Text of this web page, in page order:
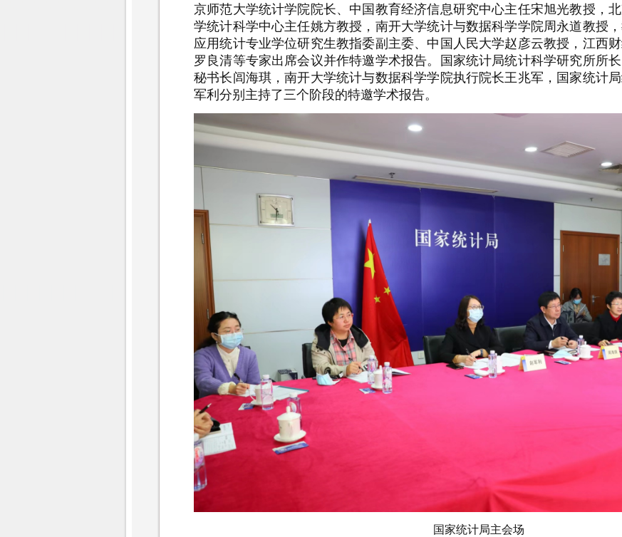
京师范大学统计学院院长、中国教育经济信息研究中心主任宋旭光教授，
学统计科学中心主任姚方教授，南开大学统计与数据科学学院周永道教授
应用统计专业学位研究生教指委副主委、中国人民大学赵彦云教授，江西
罗良清等专家出席会议并作特邀学术报告。国家统计局统计科学研究所所
秘书长闾海琪，南开大学统计与数据科学学院执行院长王兆军，国家统计
军利分别主持了三个阶段的特邀学术报告。
国家统计局主会场